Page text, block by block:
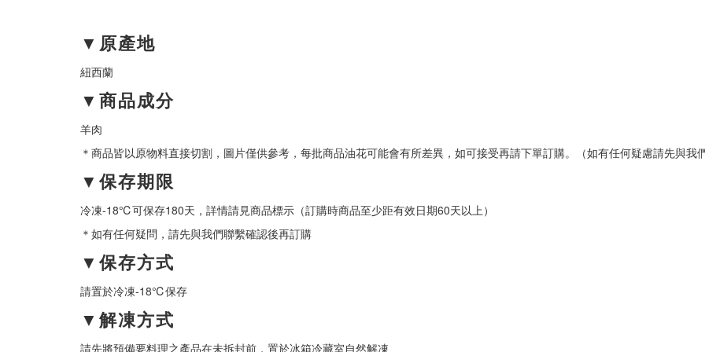
▼原產地
紐西蘭
▼商品成分
羊肉
＊商品皆以原物料直接切割，圖片僅供參考，每批商品油花可能會有所差異，如可接受再請下單訂購。（如有任何疑慮請先與我
▼保存期限
冷凍-18℃可保存180天，詳情請見商品標示（訂購時商品至少距有效日期60天以上）
＊如有任何疑問，請先與我們聯繫確認後再訂購
▼保存方式
請置於冷凍-18℃保存
▼解凍方式
請先將預備要料理之產品在未拆封前，置於冰箱冷藏室自然解凍